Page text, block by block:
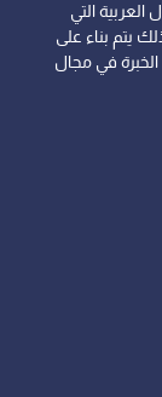
التي
يتم بناء على
في مجال